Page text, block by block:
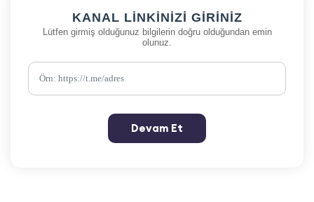
KANAL LINKINIZI GIRINIZ
Lütfen girmiş olduğunuz bilgilerin doğru olduğundan emin
olunuz.
Devam Et